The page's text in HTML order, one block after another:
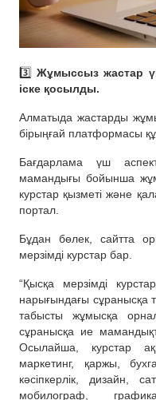
3️⃣Жұмыссыз жастар
іске қосылды.
Алматыда жастарды
бірыңғай платформасы
Бағдарлама үш
мамандығы бойынша
курстар қызметі және
портал.
Бұдан бөлек, сайтта
мерзімді курстар бар.
“Қысқа мерзімді
нарығындағы сұранысқа
табысты жұмысқа
сұранысқа ие
Осылайша, курстар
маркетинг, қаржы,
кәсіпкерлік, дизайн,
мобилограф,